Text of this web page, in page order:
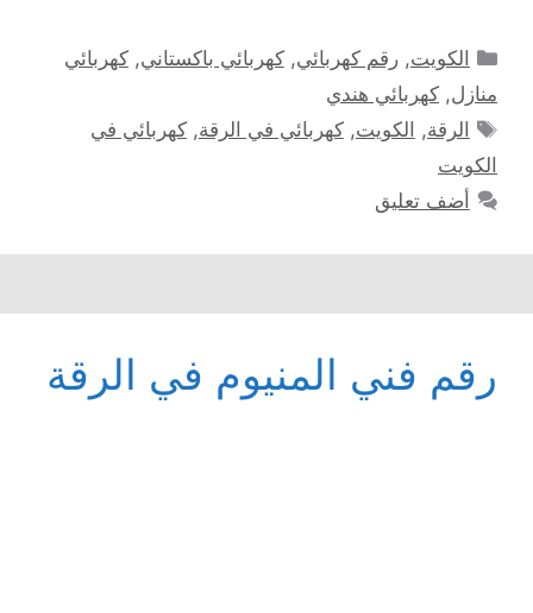
التصنيفات
الكويت,رقم كهربائي,كهربائي باكستاني,كهربائي
منازل, كهربائي هندي
الوسوم
الرقة, الكويت,كهربائي في الرقة,كهربائي في
الكويت
أضف تعليق
رقم فني المنيوم في الرقة